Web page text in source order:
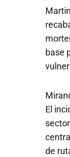
base
El
de